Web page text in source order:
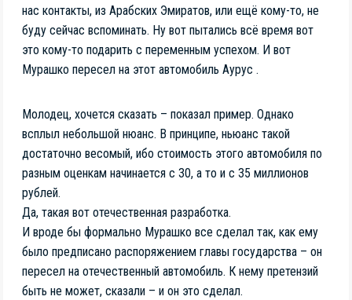
нас контакты, из Арабских Эмиратов, или ещё кому-то, не
буду сейчас вспоминать. Ну вот пытались всё время вот
это кому-то подарить с переменным успехом. И вот
Мурашко пересел на этот автомобиль Аурус .
Молодец, хочется сказать – показал пример. Однако
всплыл небольшой нюанс. В принципе, ньюанс такой
достаточно весомый, ибо стоимость этого автомобиля по
разным оценкам начинается с 30, а то и с 35 миллионов
рублей.
Да, такая вот отечественная разработка.
И вроде бы формально Мурашко все сделал так, как ему
было предписано распоряжением главы государства – он
пересел на отечественный автомобиль. К нему претензий
быть не может, сказали – и он это сделал.